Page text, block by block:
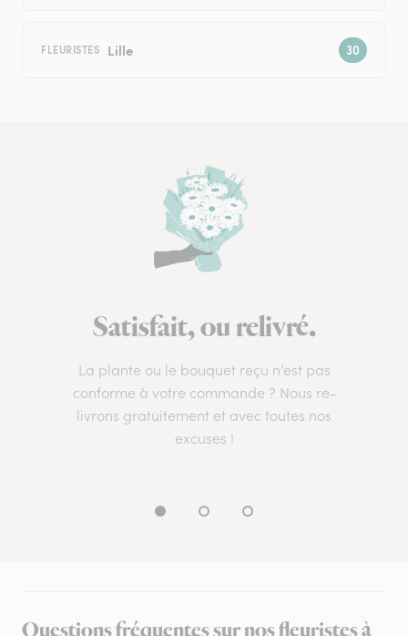
FLEURISTES Lille
Satisfait, ou relivré.
La plante ou le bouquet reçu n’est pas
conforme à votre commande ? Nous re-
livrons gratuitement et avec toutes nos
excuses !